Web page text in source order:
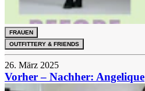
FRAUEN
OUTFITTERY & FRIENDS
26. März 2025
Vorher – Nachher: Angelique